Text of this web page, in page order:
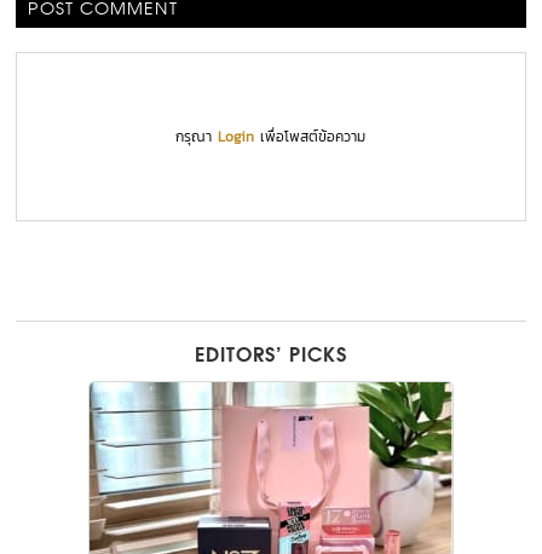
POST COMMENT
กรุณาLogin เพื่อโพสต์ข้อความ
EDITORS’ PICKS